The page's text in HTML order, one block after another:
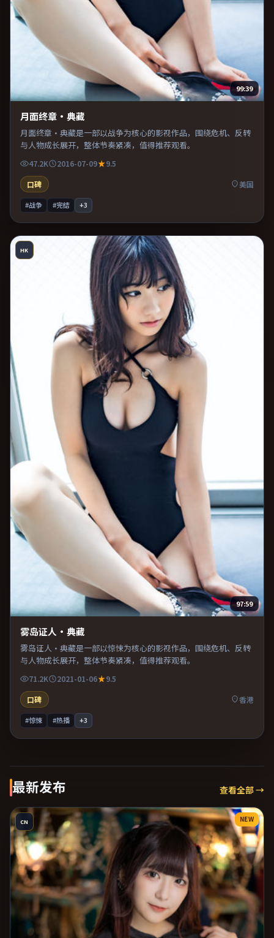
99:39
月面终章·典藏
月面终章·典藏是一部以战争为核心的影视作品，围绕危机、反转
与人物成长展开，整体节奏紧凑，值得推荐观看。
47.2K 2016-07-09
9.5
口碑
美国
#战争 #完结 +3
HK
97:59
雾岛证人·典藏
雾岛证人·典藏是一部以惊悚为核心的影视作品，围绕危机、反转
与人物成长展开，整体节奏紧凑，值得推荐观看。
71.2K 2021-01-06
9.5
口碑
香港
#惊悚 #热播 +3
最新发布 查看全部 →
CN NEW